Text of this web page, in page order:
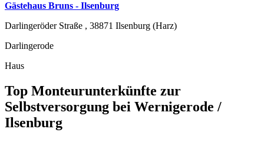
Gästehaus Bruns - Ilsenburg
Darlingeröder Straße , 38871 Ilsenburg (Harz)
Darlingerode
Haus
Top Monteurunterkünfte zur
Selbstversorgung bei Wernigerode /
Ilsenburg